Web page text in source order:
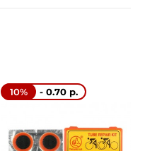
10% - 0.70 р.